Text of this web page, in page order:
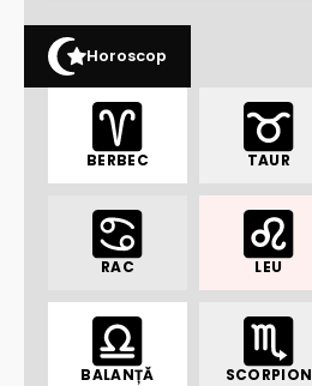
Horoscop
BERBEC TAUR
RAC LEU
BALANȚĂ SCORPION